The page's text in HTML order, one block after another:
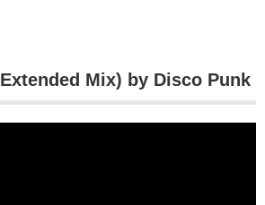
Mix) by Disco Punk